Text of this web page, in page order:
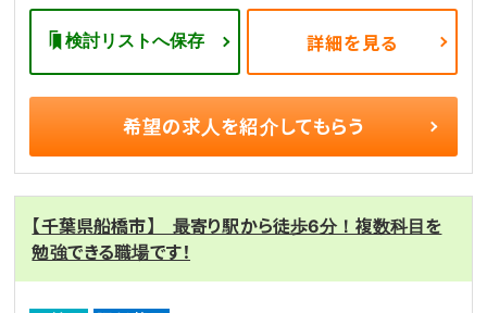
検討リストへ保存 詳細を見る
希望の求人を紹介してもらう
【千葉県船橋市】 最寄り駅から徒歩6分！複数科目を
勉強できる職場です！